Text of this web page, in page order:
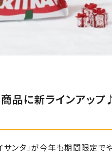
品に新ラインアップ
サンタ」が今年も期間限定で